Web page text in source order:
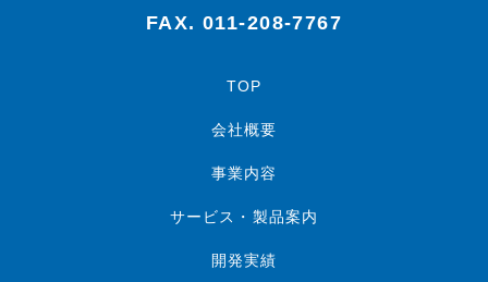
FAX. 011-208-7767
TOP
会社概要
事業内容
サービス・製品案内
開発実績